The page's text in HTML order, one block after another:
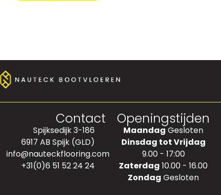
Contact
Spijksedijk 3-186
6917 AB Spijk (GLD)
info@nauteckflooring.com
+31(0)6 51 52 24 24
Openingstijden
Maandag Gesloten
Dinsdag tot Vrijdag
9.00 - 17:00
Zaterdag 10.00 - 16.00
Zondag Gesloten